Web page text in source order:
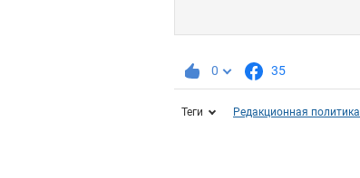
0 35
Теги Редакционная политика